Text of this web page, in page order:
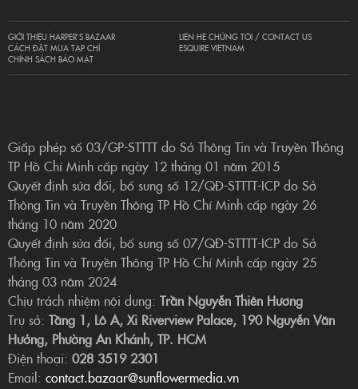
GIỚI THIỆU HARPER’S BAZAAR
CÁCH ĐẶT MUA TẠP CHÍ
CHÍNH SÁCH BẢO MẬT
LIÊN HỆ CHÚNG TÔI / CONTACT US
ESQUIRE VIETNAM
Giấp phép số 03/GP-STTTT do Sở Thông Tin và Truyền Thông
TP Hồ Chí Minh cấp ngày 12 tháng 01 năm 2015
Quyết định sửa đổi, bổ sung số 12/QĐ-STTTT-ICP do Sở
Thông Tin và Truyền Thông TP Hồ Chí Minh cấp ngày 26
tháng 10 năm 2020
Quyết định sửa đổi, bổ sung số 07/QĐ-STTTT-ICP do Sở
Thông Tin và Truyền Thông TP Hồ Chí Minh cấp ngày 25
tháng 03 năm 2024
Chịu trách nhiệm nội dung: Trần Nguyễn Thiên Hương
Trụ sở: Tầng 1, Lô A, Xi Riverview Palace, 190 Nguyễn Văn
Hưởng, Phường An Khánh, TP. HCM
Điện thoại: 028 3519 2301
Email: contact.bazaar@sunflowermedia.vn